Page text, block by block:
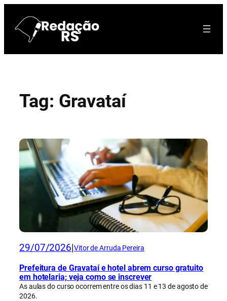
para
Tag: Gravataí
29/07/2026 Vitor de Arruda Pereira
Prefeitura de Gravataí e hotel abrem curso gratuito
em hotelaria; veja como se inscrever
As aulas do curso ocorrem entre os dias 11 e 13 de agosto de
2026.